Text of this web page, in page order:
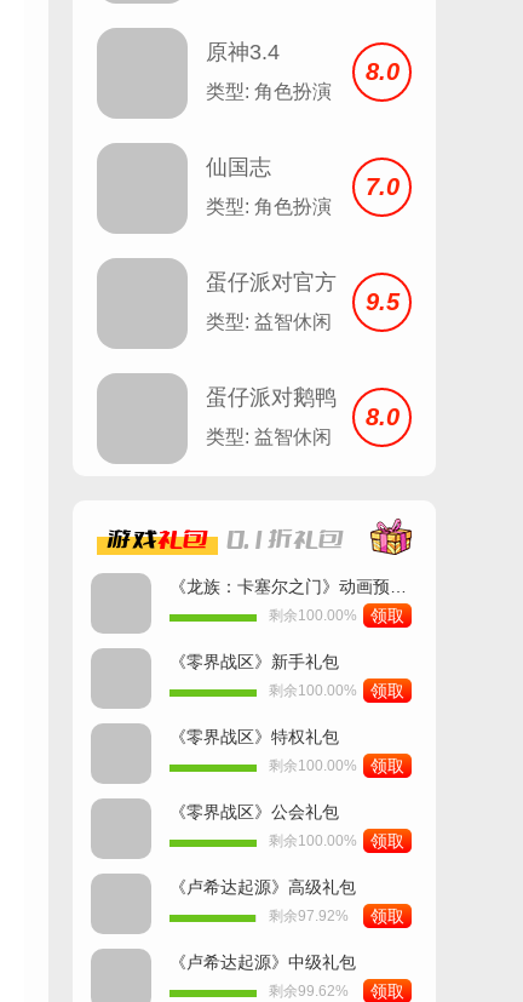
原神3.4
类型: 角色扮演
8.0
仙国志
类型: 角色扮演
7.0
蛋仔派对官方
服
类型: 益智休闲
9.5
蛋仔派对鹅鸭
杀
类型: 益智休闲
8.0
游戏礼包 0.1折礼包
剩余100.00% 领取
《零界战区》新手礼包
剩余100.00% 领取
《零界战区》特权礼包
剩余100.00% 领取
《零界战区》公会礼包
剩余100.00% 领取
《卢希达起源》高级礼包
剩余97.92% 领取
《卢希达起源》中级礼包
剩余99.62% 领取